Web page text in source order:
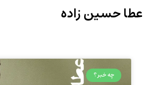
عطا حسین‌ زاده
چه خبر؟